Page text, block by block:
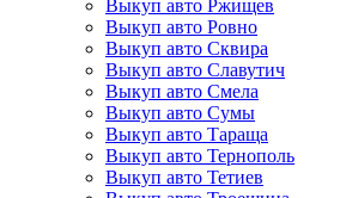
Выкуп авто Ржищев
Выкуп авто Ровно
Выкуп авто Сквира
Выкуп авто Славутич
Выкуп авто Смела
Выкуп авто Сумы
Выкуп авто Тараща
Выкуп авто Тернополь
Выкуп авто Тетиев